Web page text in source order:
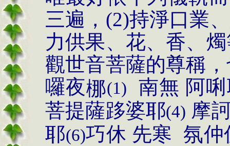
三遍， (2)持淨口業
力供果、花、香、
觀世音菩薩的尊稱
囉夜梛(1) 南無 阿
菩提薩跢婆耶(4) 摩
耶(6)巧休 先寒 氛仲